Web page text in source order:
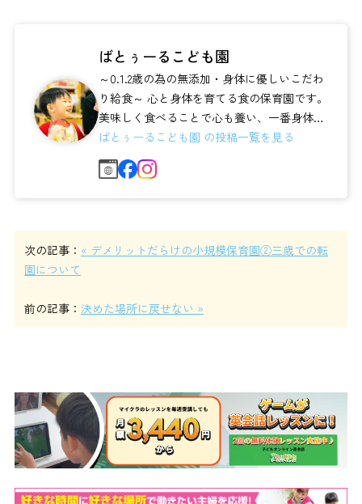
ばとぅーるこども園
～0.1.2歳の為の無添加・身体に優しいこだわ
り給食～ 心と身体を育てる食の保育園です。
美味しく食べることで心も養い、一番身体と
心の成長が著しい時期を大切に愛...
ばとぅーるこども園 の投稿一覧を見る
次の記事： « デメリットだらけの小規模保育園②三歳での転
園について
前の記事： 決めた場所に戻せない »